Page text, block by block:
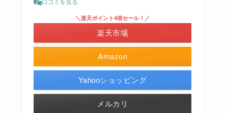
口コミを見る
Amazon
＼楽天ポイント4倍セール！／
楽天市場
Yahooショッピング
メルカリ